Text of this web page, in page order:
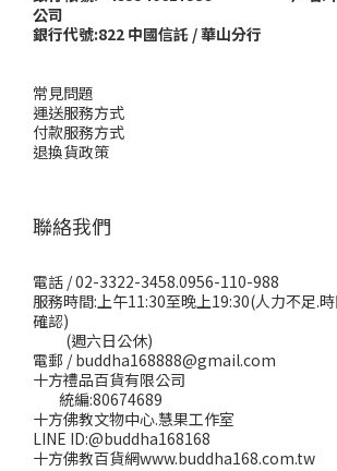
公司
銀行代號:822 中國信託 / 華山分行
常見問題
運送服務方式
付款服務方式
退換貨政策
聯絡我們
電話 / 02-3322-3458.0956-110-988
服務時間:上午11:30至晚上19:30(人力不足.
確認)
(週六日公休)
電郵 / buddha168888@gmail.com
十方禮品百貨有限公司
統編:80674689
十方佛教文物中心.慧果工作室
LINE ID:@buddha168168
十方佛教百貨網www.buddha168.com.tw